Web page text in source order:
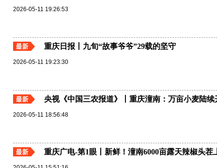
2026-05-11 19:26:53
重庆日报丨九旬“故事爷爷”29载的坚守
2026-05-11 19:23:30
央视《中国三农报道》丨重庆潼南：万亩小麦陆
2026-05-11 18:56:48
重庆广电-第1眼丨新鲜！潼南6000亩露天辣椒头茬